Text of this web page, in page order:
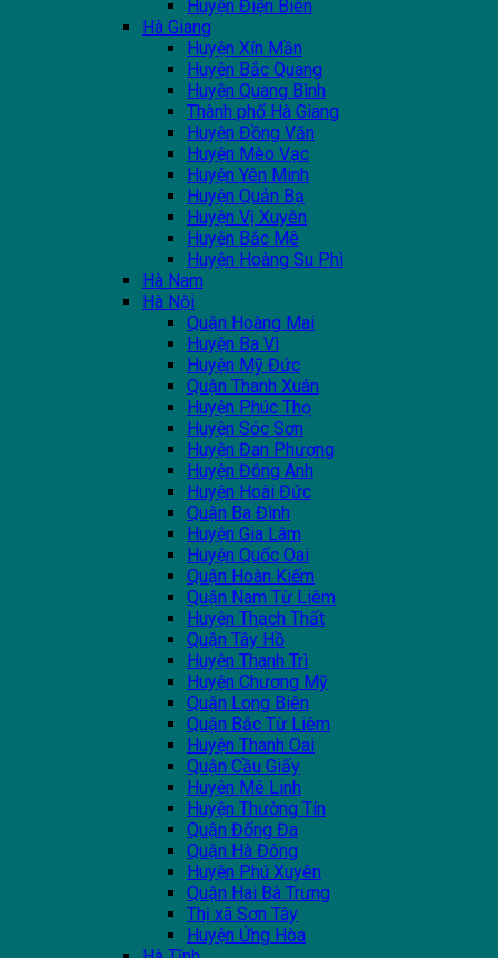
Huyện Điện Biên
Hà Giang
Huyện Xín Mần
Huyện Bắc Quang
Huyện Quang Bình
Thành phố Hà Giang
Huyện Đồng Văn
Huyện Mèo Vạc
Huyện Yên Minh
Huyện Quản Bạ
Huyện Vị Xuyên
Huyện Bắc Mê
Huyện Hoàng Su Phì
Hà Nam
Hà Nội
Quận Hoàng Mai
Huyện Ba Vì
Huyện Mỹ Đức
Quận Thanh Xuân
Huyện Phúc Thọ
Huyện Sóc Sơn
Huyện Đan Phượng
Huyện Đông Anh
Huyện Hoài Đức
Quận Ba Đình
Huyện Gia Lâm
Huyện Quốc Oai
Quận Hoàn Kiếm
Quận Nam Từ Liêm
Huyện Thạch Thất
Quận Tây Hồ
Huyện Thanh Trì
Huyện Chương Mỹ
Quận Long Biên
Quận Bắc Từ Liêm
Huyện Thanh Oai
Quận Cầu Giấy
Huyện Mê Linh
Huyện Thường Tín
Quận Đống Đa
Quận Hà Đông
Huyện Phú Xuyên
Quận Hai Bà Trưng
Thị xã Sơn Tây
Huyện Ứng Hòa